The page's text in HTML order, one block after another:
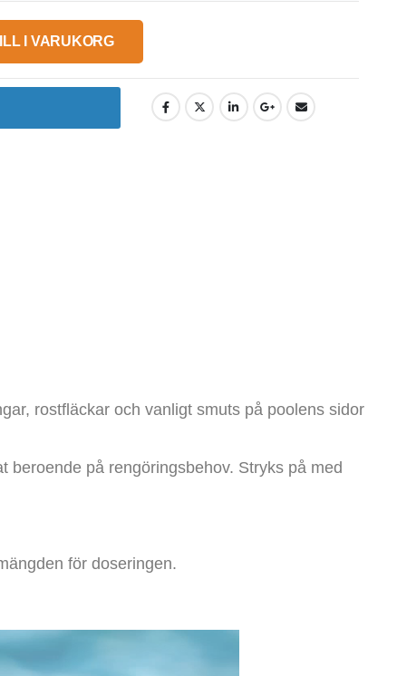
I VARUKORG
rostfläckar och vanligt smuts på poolens sidor
beroende på rengöringsbehov. Stryks på med
för doseringen.